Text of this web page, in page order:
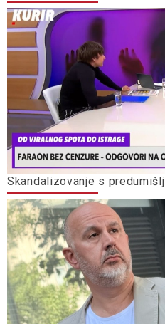
Skandalizovanje s